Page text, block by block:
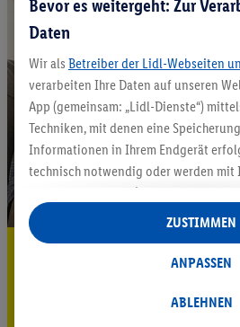
5.95 € Versand
Bevor es weitergeht: Zur
Daten
Wir als Betreiber der Lidl-Webseiten
verarbeiten Ihre Daten auf unseren
App (gemeinsam: „Lidl-Dienste“)
Techniken, mit denen eine
Informationen in Ihrem Endgerät
technisch notwendig oder werden mit
auch durch Partner (u.a.
Verantwortliche; im Zusammenhang mit
insgesamt
Statistik-Erstellung oder für
Datenverarbeitungen für ABLEHNEN
ANPASSEN
ZUSTIMMEN